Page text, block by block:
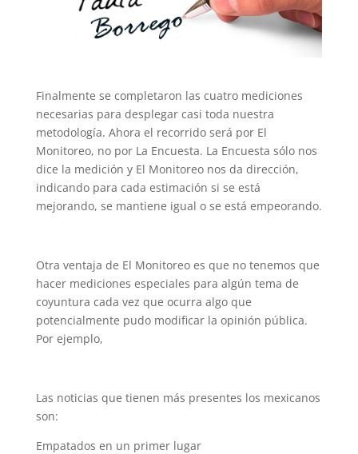
Finalmente se completaron las cuatro mediciones
necesarias para desplegar casi toda nuestra
metodología. Ahora el recorrido será por El
Monitoreo, no por La Encuesta. La Encuesta sólo nos
dice la medición y El Monitoreo nos da dirección,
indicando para cada estimación si se está
mejorando, se mantiene igual o se está empeorando.
Otra ventaja de El Monitoreo es que no tenemos que
hacer mediciones especiales para algún tema de
coyuntura cada vez que ocurra algo que
potencialmente pudo modificar la opinión pública.
Por ejemplo,
Las noticias que tienen más presentes los mexicanos
son:
Empatados en un primer lugar